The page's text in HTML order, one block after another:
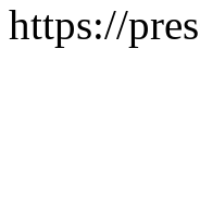
https://